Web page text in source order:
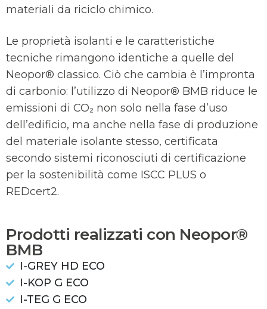
materiali da riciclo chimico.
Le proprietà isolanti e le caratteristiche
tecniche rimangono identiche a quelle del
Neopor® classico. Ciò che cambia è l’impronta
di carbonio: l’utilizzo di Neopor® BMB riduce le
emissioni di CO₂ non solo nella fase d’uso
dell’edificio, ma anche nella fase di produzione
del materiale isolante stesso, certificata
secondo sistemi riconosciuti di certificazione
per la sostenibilità come ISCC PLUS o
REDcert2.
Prodotti realizzati con Neopor®
BMB
I-GREY HD ECO
I-KOP G ECO
I-TEG G ECO